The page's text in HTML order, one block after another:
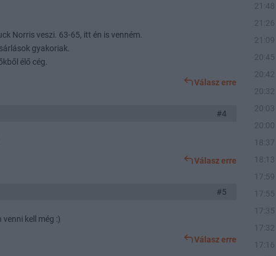
Norris veszi. 63-65, itt én is venném.
gyakoriak.
élő cég.
Válasz erre
#4
Válasz erre
#5
kell még :)
Válasz erre
21:48
21:26
21:09
20:45
20:42
20:32
20:03
20:00
18:37
18:13
17:59
17:55
17:35
17:32
17:16